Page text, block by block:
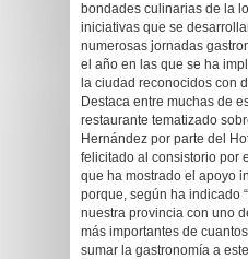
bondades culinarias de la
iniciativas que se
numerosas jornadas
el año en las que se ha
la ciudad reconocidos con
Destaca entre muchas de
restaurante tematizado
Hernández por parte del
felicitado al consistorio por
que ha mostrado el apoyo
porque, según ha indicado
nuestra provincia con uno
más importantes de
sumar la gastronomía a